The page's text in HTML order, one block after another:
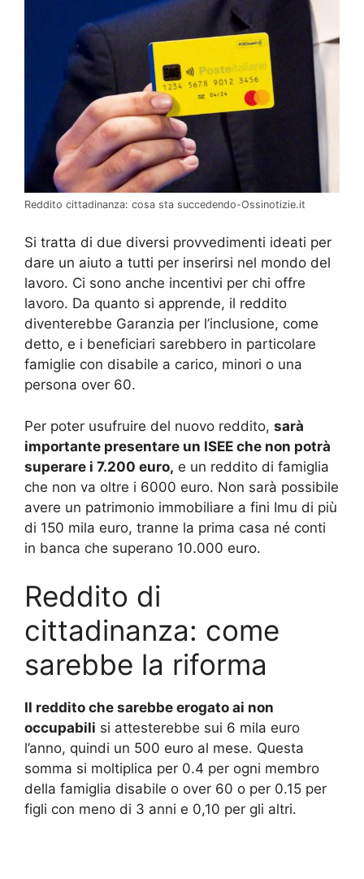
Reddito cittadinanza: cosa sta succedendo-Ossinotizie.it
Si tratta di due diversi provvedimenti ideati per
dare un aiuto a tutti per inserirsi nel mondo del
lavoro. Ci sono anche incentivi per chi offre
lavoro. Da quanto si apprende, il reddito
diventerebbe Garanzia per l’inclusione, come
detto, e i beneficiari sarebbero in particolare
famiglie con disabile a carico, minori o una
persona over 60.
Per poter usufruire del nuovo reddito, sarà
importante presentare un ISEE che non potrà
superare i 7.200 euro, e un reddito di famiglia
che non va oltre i 6000 euro. Non sarà possibile
avere un patrimonio immobiliare a fini Imu di più
di 150 mila euro, tranne la prima casa né conti
in banca che superano 10.000 euro.
Reddito di
cittadinanza: come
sarebbe la riforma
Il reddito che sarebbe erogato ai non
occupabili si attesterebbe sui 6 mila euro
l’anno, quindi un 500 euro al mese. Questa
somma si moltiplica per 0.4 per ogni membro
della famiglia disabile o over 60 o per 0.15 per
figli con meno di 3 anni e 0,10 per gli altri.